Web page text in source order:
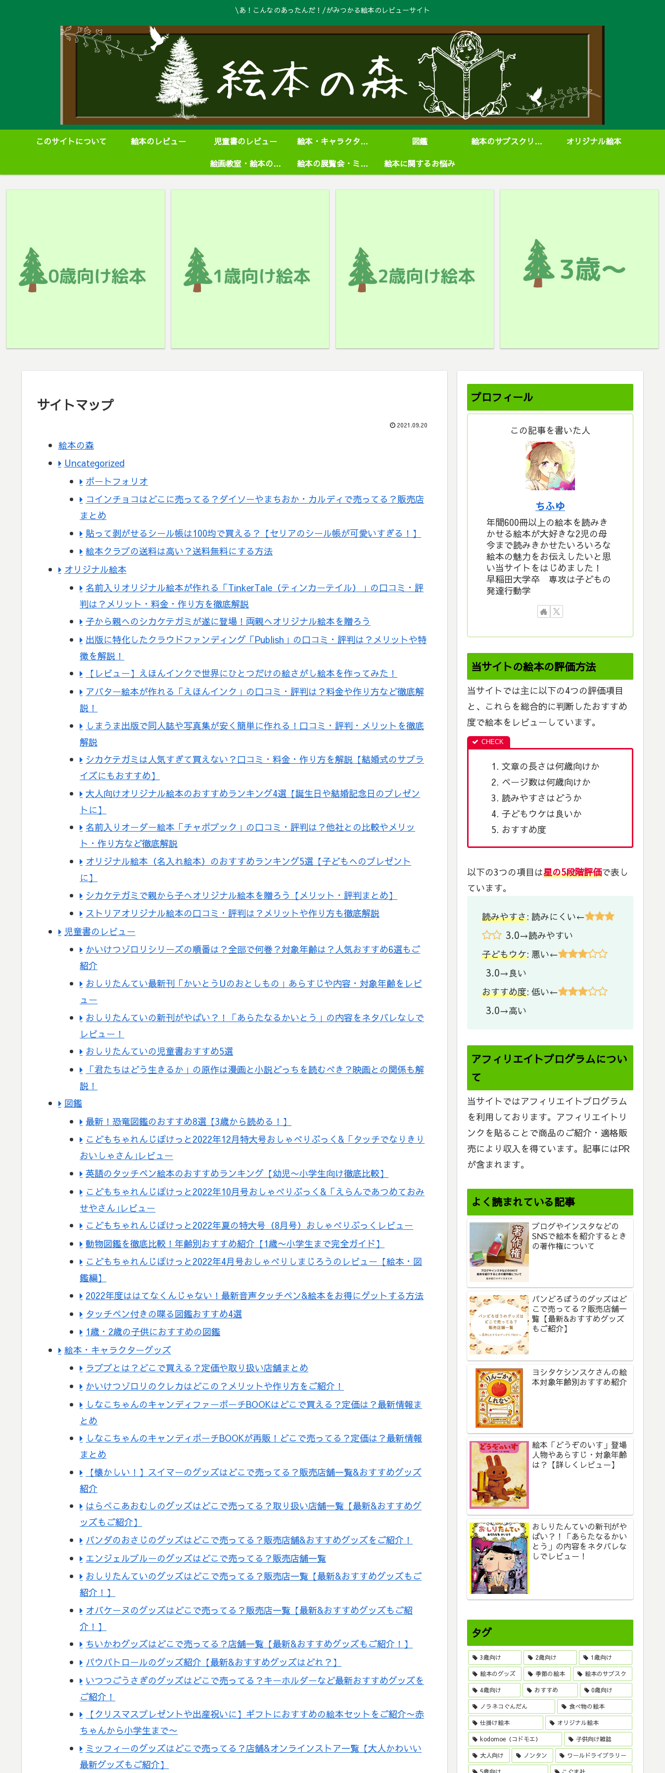
\あ！こんなのあったんだ！/がみつかる絵本のレビューサイト
このサイトについて 絵本のレビュー 児童書のレビュー 絵本・キャラクターグッズ 図鑑 絵本のサブスクリプション オリジナル絵本
絵画教室・絵本の学校 絵本の展覧会・ミュージアム 絵本に関するお悩み
サイトマップ
2021.09.20
絵本の森
Uncategorized
ポートフォリオ
コインチョコはどこに売ってる？ダイソーやまちおか・カルディで売ってる？販売店
まとめ
貼って剥がせるシール帳は100均で買える？【セリアのシール帳が可愛いすぎる！】
絵本クラブの送料は高い？送料無料にする方法
オリジナル絵本
名前入りオリジナル絵本が作れる「TinkerTale（ティンカーテイル）」の口コミ・評
判は？メリット・料金・作り方を徹底解説
子から親へのシカケテガミが遂に登場！両親へオリジナル絵本を贈ろう
出版に特化したクラウドファンディング「Publish」の口コミ・評判は？メリットや特
徴を解説！
【レビュー】えほんインクで世界にひとつだけの絵さがし絵本を作ってみた！
アバター絵本が作れる「えほんインク」の口コミ・評判は？料金や作り方など徹底解
説！
しまうま出版で同人誌や写真集が安く簡単に作れる！口コミ・評判・メリットを徹底
解説
シカケテガミは人気すぎて買えない？口コミ・料金・作り方を解説【結婚式のサプラ
イズにもおすすめ】
大人向けオリジナル絵本のおすすめランキング4選【誕生日や結婚記念日のプレゼン
トに】
名前入りオーダー絵本「チャポブック」の口コミ・評判は？他社との比較やメリッ
ト・作り方など徹底解説
オリジナル絵本（名入れ絵本）のおすすめランキング5選【子どもへのプレゼント
に】
シカケテガミで親から子へオリジナル絵本を贈ろう【メリット・評判まとめ】
ストリアオリジナル絵本の口コミ・評判は？メリットや作り方も徹底解説
児童書のレビュー
かいけつゾロリシリーズの順番は？全部で何巻？対象年齢は？人気おすすめ6選もご
紹介
おしりたんてい最新刊「かいとうUのおとしもの」あらすじや内容・対象年齢をレビ
ュー
おしりたんていの新刊がやばい？！「あらたなるかいとう」の内容をネタバレなしで
レビュー！
おしりたんていの児童書おすすめ5選
「君たちはどう生きるか」の原作は漫画と小説どっちを読むべき？映画との関係も解
説！
図鑑
最新！恐竜図鑑のおすすめ8選【3歳から読める！】
こどもちゃれんじぽけっと2022年12月特大号おしゃべりぶっく&「タッチでなりきり
おいしゃさん｣レビュー
英語のタッチペン絵本のおすすめランキング【幼児〜小学生向け徹底比較】
こどもちゃれんじぽけっと2022年10月号おしゃべりぶっく&「えらんであつめておみ
せやさん｣レビュー
こどもちゃれんじぽけっと2022年夏の特大号（8月号）おしゃべりぶっくレビュー
動物図鑑を徹底比較！年齢別おすすめ紹介【1歳〜小学生まで完全ガイド】
こどもちゃれんじぽけっと2022年4月号おしゃべりしまじろうのレビュー【絵本・図
鑑編】
2022年度ははてなくんじゃない！最新音声タッチペン&絵本をお得にゲットする方法
タッチペン付きの喋る図鑑おすすめ4選
1歳・2歳の子供におすすめの図鑑
絵本・キャラクターグッズ
ラブブとは？どこで買える？定価や取り扱い店舗まとめ
かいけつゾロリのクレカはどこの？メリットや作り方をご紹介！
しなこちゃんのキャンディファーポーチBOOKはどこで買える？定価は？最新情報ま
とめ
しなこちゃんのキャンディポーチBOOKが再販！どこで売ってる？定価は？最新情報
まとめ
【懐かしい！】スイマーのグッズはどこで売ってる？販売店舗一覧&おすすめグッズ
紹介
はらぺこあおむしのグッズはどこで売ってる？取り扱い店舗一覧【最新&おすすめグ
ッズもご紹介】
パンダのおさじのグッズはどこで売ってる？販売店舗&おすすめグッズをご紹介！
エンジェルブルーのグッズはどこで売ってる？販売店舗一覧
おしりたんていのグッズはどこで売ってる？販売店一覧【最新&おすすめグッズもご
紹介！】
オバケーヌのグッズはどこで売ってる？販売店一覧【最新&おすすめグッズもご紹
介！】
ちいかわグッズはどこで売ってる？店舗一覧【最新&おすすめグッズもご紹介！】
パウパトロールのグッズ紹介【最新&おすすめグッズはどれ？】
いつつごうさぎのグッズはどこで売ってる？キーホルダーなど最新おすすめグッズを
ご紹介！
【クリスマスプレゼントや出産祝いに】ギフトにおすすめの絵本セットをご紹介〜赤
ちゃんから小学生まで〜
ミッフィーのグッズはどこで売ってる？店舗&オンラインストア一覧【大人かわいい
最新グッズもご紹介】
プロフィール
この記事を書いた人
ちふゆ
年間600冊以上の絵本を読みき
かせる絵本が大好きな2児の母
今まで読みきかせたいろいろな
絵本の魅力をお伝えしたいと思
い当サイトをはじめました！
早稲田大学卒 専攻は子どもの
発達行動学
当サイトの絵本の評価方法
当サイトでは主に以下の4つの評価項目
と、これらを総合的に判断したおすすめ
度で絵本をレビューしています。
文章の長さは何歳向けか
ページ数は何歳向けか
読みやすさはどうか
子どもウケは良いか
おすすめ度
以下の3つの項目は星の5段階評価で表し
ています。
読みやすさ: 読みにくい←
3.0→読みやすい
子どもウケ: 悪い←
3.0→良い
おすすめ度: 低い←
3.0→高い
アフィリエイトプログラムについ
て
当サイトではアフィリエイトプログラム
を利用しております。アフィリエイトリ
ンクを貼ることで商品のご紹介・適格販
売により収入を得ています。記事にはPR
が含まれます。
よく読まれている記事
ブログやインスタなどの
SNSで絵本を紹介するとき
の著作権について
パンどろぼうのグッズはど
こで売ってる？販売店舗一
覧【最新&おすすめグッズ
もご紹介】
ヨシタケシンスケさんの絵
本対象年齢別おすすめ紹介
絵本「どうぞのいす」登場
人物やあらすじ・対象年齢
は？【詳しくレビュー】
おしりたんていの新刊がや
ばい？！「あらたなるかい
とう」の内容をネタバレな
しでレビュー！
タグ
3歳向け 2歳向け 1歳向け
絵本のグッズ 季節の絵本 絵本のサブスク
4歳向け おすすめ 0歳向け
ノラネコぐんだん 食べ物の絵本
仕掛け絵本 オリジナル絵本
kodomoe（コドモエ） 子供向け雑誌
大人向け ノンタン ワールドライブラリー
5歳向け こぐま社